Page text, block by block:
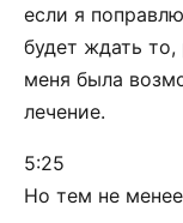
если я
будет ждать
меня была
лечение.
5:25
Но тем не